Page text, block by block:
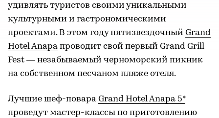
удивлять туристов своими уникальными
культурными и гастрономическими
проектами. В этом году пятизвездочный Grand
Hotel Anapa проводит свой первый Grand Grill
Fest — незабываемый черноморский пикник
на собственном песчаном пляже отеля.
Лучшие шеф-повара Grand Hotel Anapa 5*
проведут мастер-классы по приготовлению